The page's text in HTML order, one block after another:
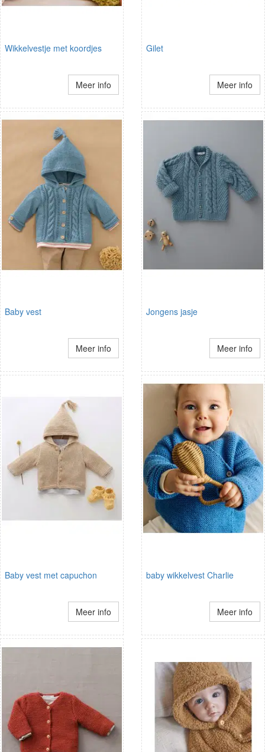
Wikkelvestje met koordjes
Meer info
Gilet
Meer info
Baby vest
Meer info
Jongens jasje
Meer info
Baby vest met capuchon
Meer info
baby wikkelvest Charlie
Meer info